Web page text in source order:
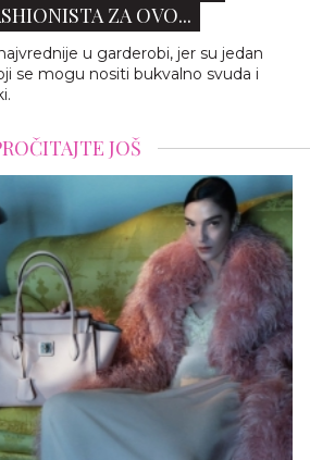
ZA OVO...
u garderobi, jer su jedan
se mogu nositi bukvalno svuda i
JOŠ